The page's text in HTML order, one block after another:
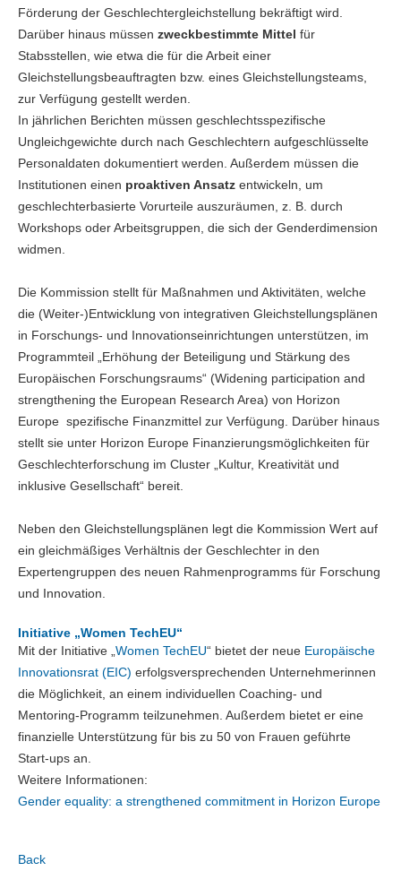
Förderung der Geschlechtergleichstellung bekräftigt wird.
Darüber hinaus müssen zweckbestimmte Mittel für
Stabsstellen, wie etwa die für die Arbeit einer
Gleichstellungsbeauftragten bzw. eines Gleichstellungsteams,
zur Verfügung gestellt werden.
In jährlichen Berichten müssen geschlechtsspezifische
Ungleichgewichte durch nach Geschlechtern aufgeschlüsselte
Personaldaten dokumentiert werden. Außerdem müssen die
Institutionen einen proaktiven Ansatz entwickeln, um
geschlechterbasierte Vorurteile auszuräumen, z. B. durch
Workshops oder Arbeitsgruppen, die sich der Genderdimension
widmen.
Die Kommission stellt für Maßnahmen und Aktivitäten, welche
die (Weiter-)Entwicklung von integrativen Gleichstellungsplänen
in Forschungs- und Innovationseinrichtungen unterstützen, im
Programmteil „Erhöhung der Beteiligung und Stärkung des
Europäischen Forschungsraums“ (Widening participation and
strengthening the European Research Area) von Horizon
Europe spezifische Finanzmittel zur Verfügung. Darüber hinaus
stellt sie unter Horizon Europe Finanzierungsmöglichkeiten für
Geschlechterforschung im Cluster „Kultur, Kreativität und
inklusive Gesellschaft“ bereit.
Neben den Gleichstellungsplänen legt die Kommission Wert auf
ein gleichmäßiges Verhältnis der Geschlechter in den
Expertengruppen des neuen Rahmenprogramms für Forschung
und Innovation.
Initiative „Women TechEU“
Mit der Initiative „Women TechEU“ bietet der neue Europäische
Innovationsrat (EIC) erfolgsversprechenden Unternehmerinnen
die Möglichkeit, an einem individuellen Coaching- und
Mentoring-Programm teilzunehmen. Außerdem bietet er eine
finanzielle Unterstützung für bis zu 50 von Frauen geführte
Start-ups an.
Weitere Informationen:
Gender equality: a strengthened commitment in Horizon Europe
Back